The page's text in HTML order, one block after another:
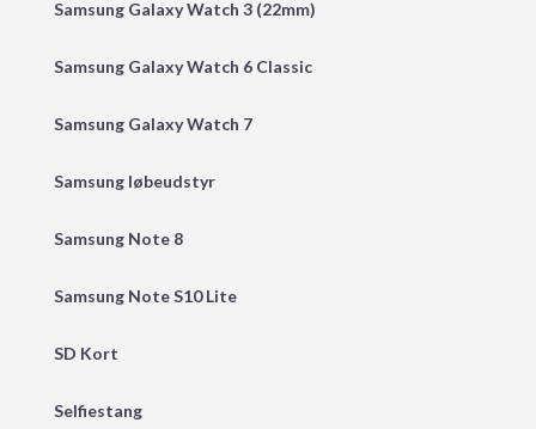
Samsung Galaxy Watch 3 (22mm)
Samsung Galaxy Watch 6 Classic
Samsung Galaxy Watch 7
Samsung løbeudstyr
Samsung Note 8
Samsung Note S10 Lite
SD Kort
Selfiestang